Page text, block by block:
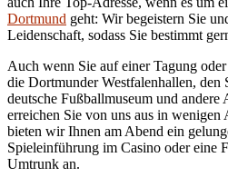
Dortmund geht: Wir begeistern Sie
Leidenschaft, sodass Sie bestimmt
Auch wenn Sie auf einer Tagung
die Dortmunder Westfalenhallen,
deutsche Fußballmuseum und andere
erreichen Sie von uns aus in
bieten wir Ihnen am Abend ein
Spieleinführung im Casino oder eine
Umtrunk an.